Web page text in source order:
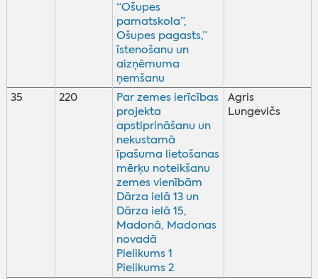
“Ošupes
pamatskola”,
Ošupes pagasts,”
īstenošanu un
aizņēmuma
ņemšanu
35
220
Par zemes ierīcības
projekta
apstiprināšanu un
nekustamā
īpašuma lietošanas
mērķu noteikšanu
zemes vienībām
Dārza ielā 13 un
Dārza ielā 15,
Madonā, Madonas
novadā
Pielikums 1
Pielikums 2
Agris
Lungevičs